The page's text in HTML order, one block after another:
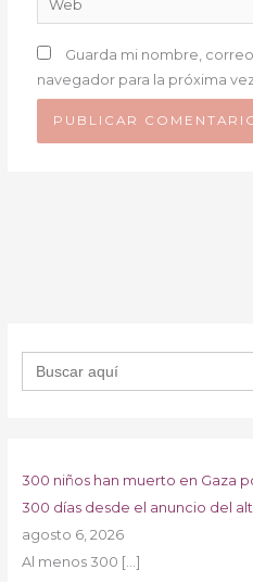
Guarda mi nombre,
navegador para la próxima
Buscar:
300 niños han muerto en Gaza
300 días desde el anuncio del
agosto 6, 2026
Al menos 300 […]